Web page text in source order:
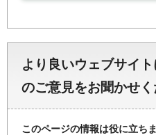
より良いウェブサイ
のご意見をお聞かせ
このページの情報は役に立ち